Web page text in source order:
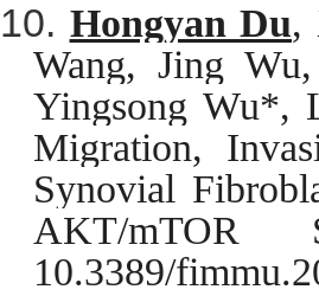
Hongyan Du,
Wang, Jing
Yingsong Wu*,
Migration,
Synovial
AKT/
10.3389/